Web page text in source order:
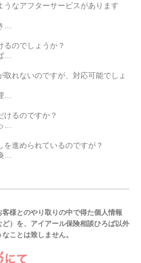
なアフターサービスがあります
…
るのでしょうか？
…
れないのですが、対応可能でしょ
…
けるのですか？
…
進められているのですが？
…
様とのやり取りの中で得た個人情報
ど）を、アイアール保険相談ひろば以外
ことは致しません。